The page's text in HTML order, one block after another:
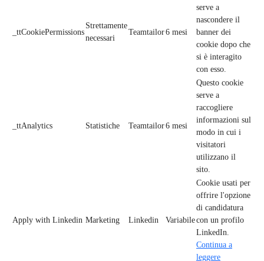
_ttCookiePermissions
Strettamente
necessari
Teamtailor6 mesi
serve a
nascondere il
banner dei
cookie dopo che
si è interagito
con esso.
_ttAnalytics Statistiche Teamtailor6 mesi
Questo cookie
serve a
raccogliere
informazioni sul
modo in cui i
visitatori
utilizzano il
sito.
Apply with Linkedin Marketing Linkedin Variabile
Cookie usati per
offrire l'opzione
di candidatura
con un profilo
LinkedIn.
Continua a
leggere